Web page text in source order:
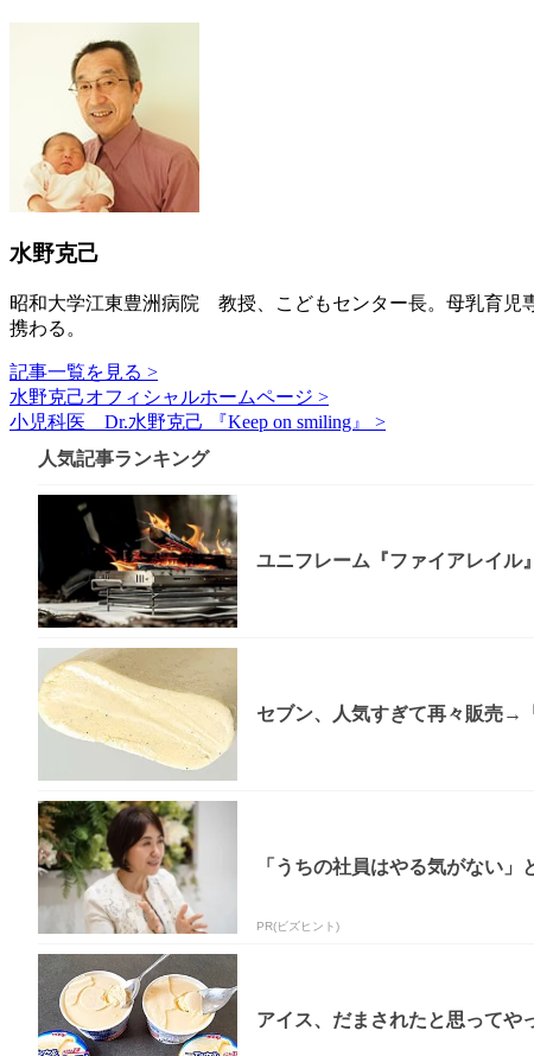
水野克己
昭和大学江東豊洲病院 教授、こどもセンター長。母乳育児
携わる。
記事一覧を見る >
水野克己オフィシャルホームページ >
小児科医 Dr.水野克己 『Keep on smiling』 >
人気記事ランキング
ユニフレーム『ファイアレイル
セブン、人気すぎて再々販売→
「うちの社員はやる気がない
PR(ビズヒント)
アイス、だまされたと思ってや